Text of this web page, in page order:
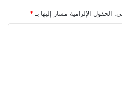
الحقول الإلزامية مشار إليها بـ *